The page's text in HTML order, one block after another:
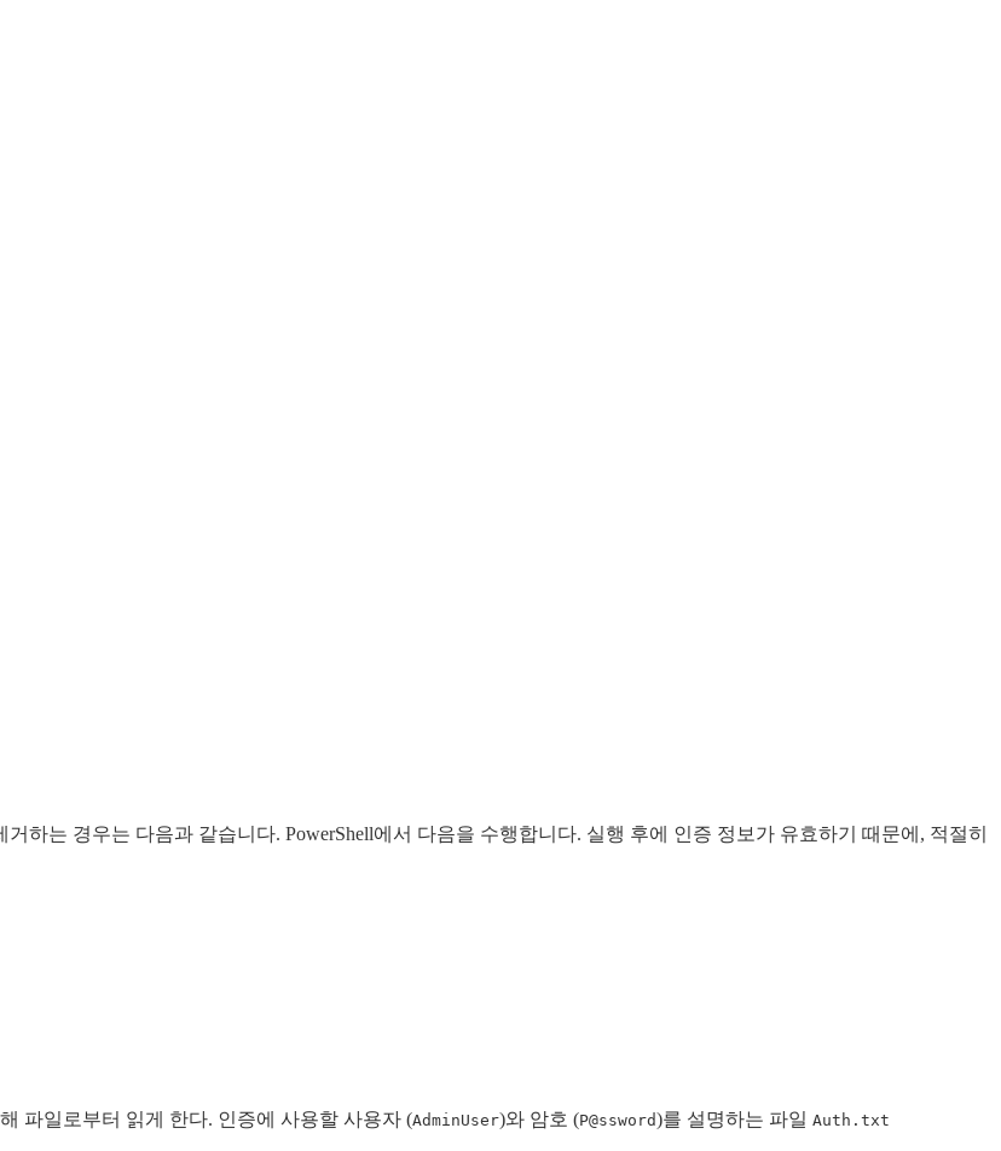
거하는 경우는 다음과 같습니다. PowerShell에서 다음을 수행합니다. 실행 후에 인증 정보가 유효하기 때문에, 적절히
파일로부터 읽게 한다. 인증에 사용할 사용자 (AdminUser)와 암호 (P@ssword)를 설명하는 파일 Auth.txt